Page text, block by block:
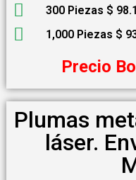
300 Piezas $
1,000 Piezas $
Precio
Plumas
láser.